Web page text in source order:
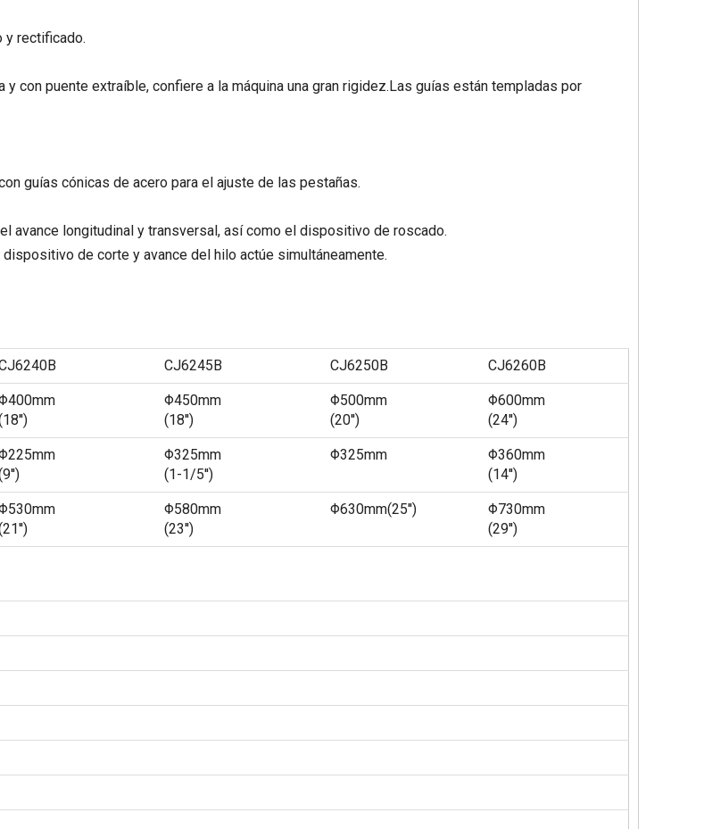
y rectificado.
con puente extraíble, confiere a la máquina una gran rigidez.Las guías están templadas por
guías cónicas de acero para el ajuste de las pestañas.
avance longitudinal y transversal, así como el dispositivo de roscado.
de corte y avance del hilo actúe simultáneamente.
CJ6245B CJ6250B CJ6260B
Φ450mm
(18'')
Φ500mm
(20'')
Φ600mm
(24'')
Φ325mm
(1-1/5'')
Φ325mm
Φ360mm
(14'')
Φ580mm
(23'')
Φ630mm(25'')
Φ730mm
(29'')